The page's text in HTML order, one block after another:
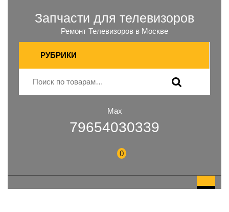
Запчасти для телевизоров
Ремонт Телевизоров в Москве
РУБРИКИ
Max
79654030339
0